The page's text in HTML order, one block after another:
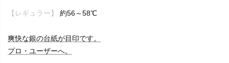
【レギュラー】 約56～58℃
爽快な銀の台紙が目印です。
プロ・ユーザーへ。